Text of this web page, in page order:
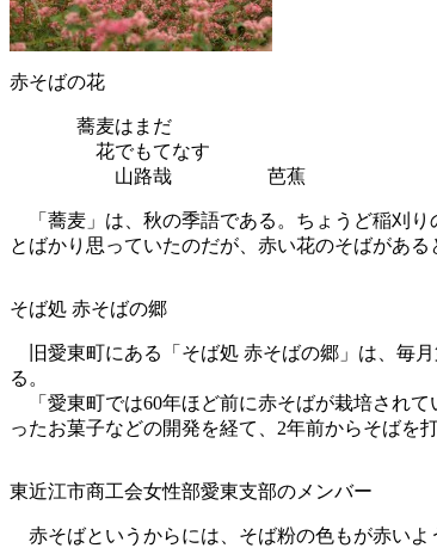
赤そばの花
蕎麦はまだ
花でもてなす
山路哉 芭蕉
「蕎麦」は、秋の季語である。ちょうど稲刈り
とばかり思っていたのだが、赤い花のそばがあ
そば処 赤そばの郷
旧愛東町にある「そば処 赤そばの郷」は、毎
る。
「愛東町では60年ほど前に赤そばが栽培され
ったお菓子などの開発を経て、2年前からそばを
東近江市商工会女性部愛東支部のメンバー
赤そばというからには、そば粉の色もが赤いよ